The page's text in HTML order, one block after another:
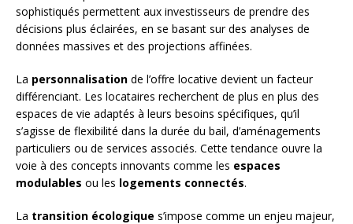
sophistiqués permettent aux investisseurs de prendre des
décisions plus éclairées, en se basant sur des analyses de
données massives et des projections affinées.
La personnalisation de l’offre locative devient un facteur
différenciant. Les locataires recherchent de plus en plus des
espaces de vie adaptés à leurs besoins spécifiques, qu’il
s’agisse de flexibilité dans la durée du bail, d’aménagements
particuliers ou de services associés. Cette tendance ouvre la
voie à des concepts innovants comme les espaces
modulables ou les logements connectés.
La transition écologique s’impose comme un enjeu majeur,